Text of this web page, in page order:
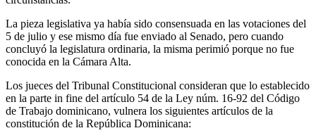
La pieza legislativa ya había sido consensuada en las votaciones del
5 de julio y ese mismo día fue enviado al Senado, pero cuando
concluyó la legislatura ordinaria, la misma perimió porque no fue
conocida en la Cámara Alta.
Los jueces del Tribunal Constitucional consideran que lo establecido
en la parte in fine del artículo 54 de la Ley núm. 16-92 del Código
de Trabajo dominicano, vulnera los siguientes artículos de la
constitución de la República Dominicana: